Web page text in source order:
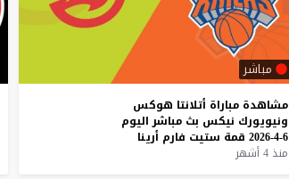
مباشر
مشاهدة مباراة أتلانتا هوكس
ونيويورك نيكس بث مباشر اليوم
6-4-2026
قمة ستيت فارم أرينا
منذ 4 أشهر